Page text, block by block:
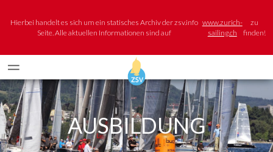
Hierbei handelt es sich um ein statisches Archiv der zsv.info
Seite. Alle aktuellen Informationen sind auf
www.zurich-
sailing.ch
zu
finden!
AUSBILDUNG